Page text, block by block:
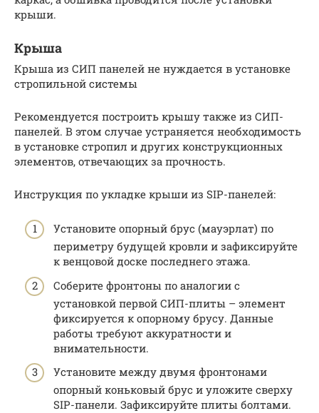
крыши.
Крыша
Крыша из СИП панелей не нуждается в установке
стропильной системы
Рекомендуется построить крышу также из СИП-
панелей. В этом случае устраняется необходимость
в установке стропил и других конструкционных
элементов, отвечающих за прочность.
Инструкция по укладке крыши из SIP-панелей:
Установите опорный брус (мауэрлат) по
периметру будущей кровли и зафиксируйте
к венцовой доске последнего этажа.
Соберите фронтоны по аналогии с
установкой первой СИП-плиты – элемент
фиксируется к опорному брусу. Данные
работы требуют аккуратности и
внимательности.
Установите между двумя фронтонами
опорный коньковый брус и уложите сверху
SIP-панели. Зафиксируйте плиты болтами.